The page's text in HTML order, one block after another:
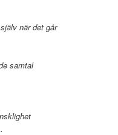
när det går
samtal